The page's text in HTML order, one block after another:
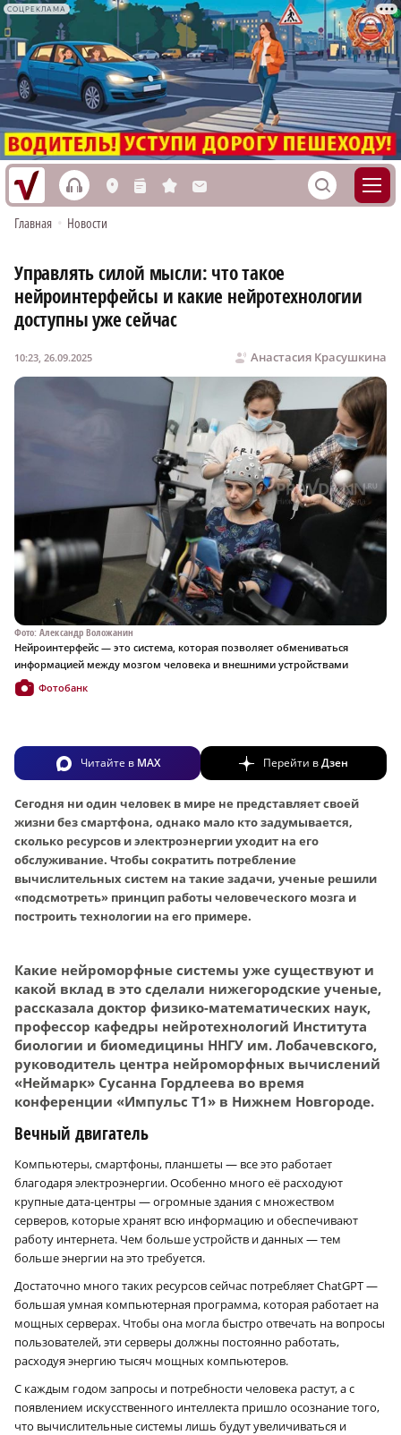
СОЦРЕКЛАМА
h L n s M S
Главная • Новости
Управлять силой мысли: что такое
нейроинтерфейсы и какие нейротехнологии
доступны уже сейчас
Анастасия Красушкина
10:23, 26.09.2025
Фото: Александр Воложанин
Нейроинтерфейс — это система, которая позволяет обмениваться
информацией между мозгом человека и внешними устройствами
Фотобанк
Читайте в MAX Перейти вДзен
Сегодня ни один человек в мире не представляет своей
жизни без смартфона, однако мало кто задумывается,
сколько ресурсов и электроэнергии уходит на его
обслуживание. Чтобы сократить потребление
вычислительных систем на такие задачи, ученые решили
«подсмотреть» принцип работы человеческого мозга и
построить технологии на его примере.
Какие нейроморфные системы уже существуют и
какой вклад в это сделали нижегородские ученые,
рассказала доктор физико-математических наук,
профессор кафедры нейротехнологий Института
биологии и биомедицины ННГУ им. Лобачевского,
руководитель центра нейроморфных вычислений
«Неймарк» Сусанна Гордлеева во время
конференции «Импульс Т1» в Нижнем Новгороде.
Вечный двигатель
Компьютеры, смартфоны, планшеты — все это работает
благодаря электроэнергии. Особенно много её расходуют
крупные дата-центры — огромные здания с множеством
серверов, которые хранят всю информацию и обеспечивают
работу интернета. Чем больше устройств и данных — тем
больше энергии на это требуется.
Достаточно много таких ресурсов сейчас потребляет ChatGPT —
большая умная компьютерная программа, которая работает на
мощных серверах. Чтобы она могла быстро отвечать на вопросы
пользователей, эти серверы должны постоянно работать,
расходуя энергию тысяч мощных компьютеров.
С каждым годом запросы и потребности человека растут, а с
появлением искусственного интеллекта пришло осознание того,
что вычислительные системы лишь будут увеличиваться и